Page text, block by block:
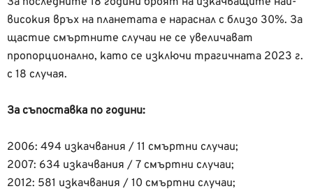
високия връх на планетата е нараснал с близо 30%. За
щастие смъртните случаи не се увеличават
пропорционално, като се изключи трагичната 2023 г.
с 18 случая.
За съпоставка по години:
2006: 494 изкачвания / 11 смъртни случаи;
2007: 634 изкачвания / 7 смъртни случаи;
2012: 581 изкачвания / 10 смъртни случаи;